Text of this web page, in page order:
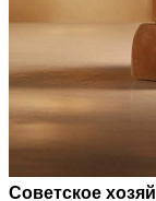
Советское